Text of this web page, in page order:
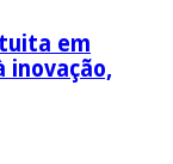
em
inovação,